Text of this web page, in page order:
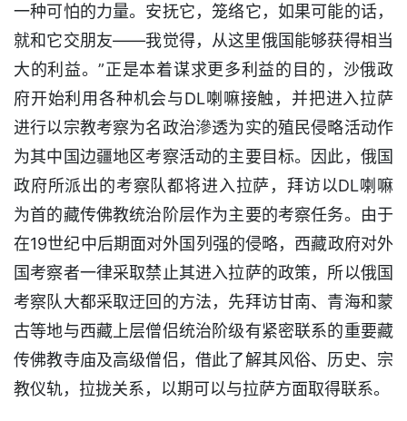
一种可怕的力量。安抚它，笼络它，如果可能的话，
就和它交朋友——我觉得，从这里俄国能够获得相当
大的利益。”正是本着谋求更多利益的目的，沙俄政
府开始利用各种机会与DL喇嘛接触，并把进入拉萨
进行以宗教考察为名政治滲透为实的殖民侵略活动作
为其中国边疆地区考察活动的主要目标。因此，俄国
政府所派出的考察队都将进入拉萨，拜访以DL喇嘛
为首的藏传佛教统治阶层作为主要的考察任务。由于
在19世纪中后期面对外国列强的侵略，西藏政府对外
国考察者一律采取禁止其进入拉萨的政策，所以俄国
考察队大都采取迂回的方法，先拜访甘南、青海和蒙
古等地与西藏上层僧侣统治阶级有紧密联系的重要藏
传佛教寺庙及高级僧侣，借此了解其风俗、历史、宗
教仪轨，拉拢关系，以期可以与拉萨方面取得联系。